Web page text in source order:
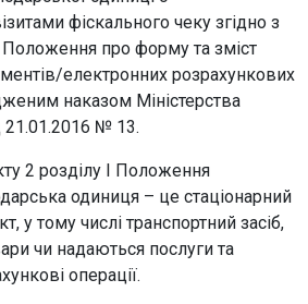
фіскального чеку згідно з
про форму та зміст
електронних розрахункових
наказом Міністерства
21.01.2016 № 13.
2 розділу І Положення
одиниця – це стаціонарний
у тому числі транспортний засіб,
чи надаються послуги та
операції.